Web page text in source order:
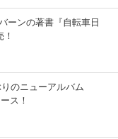
ーンの著書『自転車日
のニューアルバム
ス！